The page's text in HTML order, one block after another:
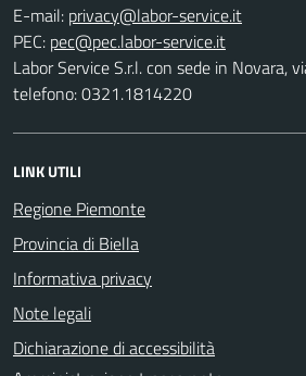
E-mail:
PEC:
Labor Service S.r.l. con sede in Novara,
telefono: 0321.1814220
LINK UTILI
Regione Piemonte
Provincia di Biella
Informativa privacy
Note legali
Dichiarazione di accessibilità